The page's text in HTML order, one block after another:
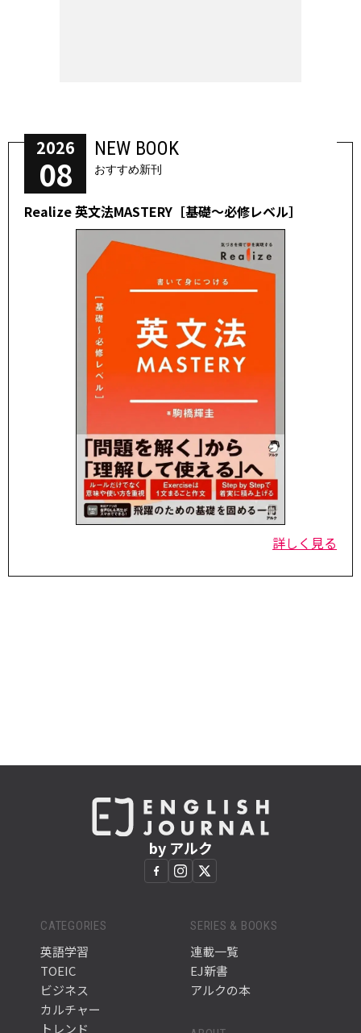
2026
08
NEW BOOK
おすすめ新刊
Realize 英文法MASTERY［基礎～必修レベル］
詳しく見る
by アルク
CATEGORIES
英語学習
TOEIC
ビジネス
カルチャー
トレンド
SERIES & BOOKS
連載一覧
EJ新書
アルクの本